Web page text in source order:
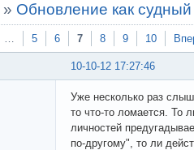
» Обновление как
… 5 6 7 8 9 10
10-10-12 17:27:46
Уже несколько раз
то что-то ломается. То
личностей
по-другому", то ли